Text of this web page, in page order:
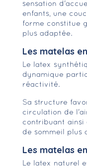
sensation
enfants, une
forme constitue
plus adaptée.
Les matelas
Le latex
dynamique
réactivité.
Sa structure
circulation de
contribuant ainsi
de sommeil plus
Les matelas
Le latex naturel